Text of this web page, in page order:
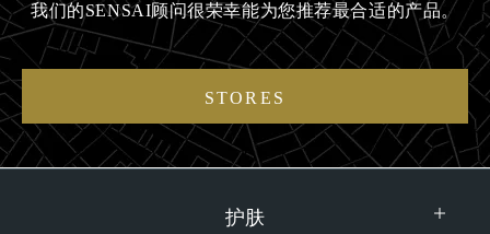
我们的SENSAI顾问很荣幸能为您推荐最合适的产品。
STORES
护肤